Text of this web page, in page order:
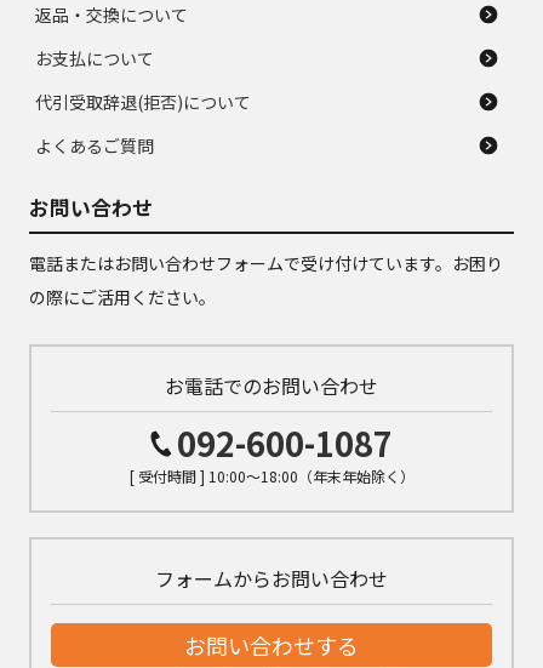
返品・交換について
お支払について
代引受取辞退(拒否)について
よくあるご質問
お問い合わせ
電話またはお問い合わせフォームで受け付けています。お困り
の際にご活用ください。
お電話でのお問い合わせ
092-600-1087
[ 受付時間 ] 10:00～18:00（年末年始除く）
フォームからお問い合わせ
お問い合わせする